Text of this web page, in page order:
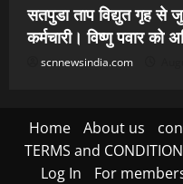
सतपुडा ताप विद्युत गृह से
कर्मचारी। विष्णु पवार को
scnnewsindia.com
Home About us
TERMS and
Log In
For